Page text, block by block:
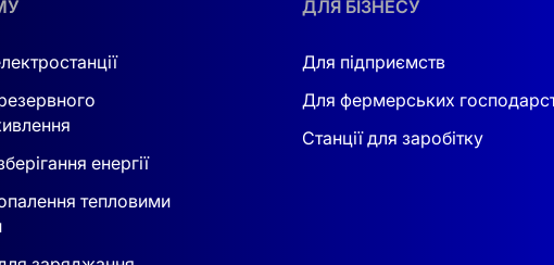
енергії
тепловими
ДЛЯ БІЗНЕСУ
Для підприємств
Для фермерських
Станції для заробітку